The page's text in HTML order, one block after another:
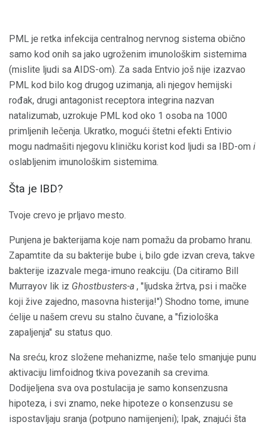
PML je retka infekcija centralnog nervnog sistema obično
samo kod onih sa jako ugroženim imunološkim sistemima
(mislite ljudi sa AIDS-om). Za sada Entvio još nije izazvao
PML kod bilo kog drugog uzimanja, ali njegov hemijski
rođak, drugi antagonist receptora integrina nazvan
natalizumab, uzrokuje PML kod oko 1 osoba na 1000
primljenih lečenja. Ukratko, mogući štetni efekti Entivio
mogu nadmašiti njegovu kliničku korist kod ljudi sa IBD-om i
oslabljenim imunološkim sistemima.
Šta je IBD?
Tvoje crevo je prljavo mesto.
Punjena je bakterijama koje nam pomažu da probamo hranu.
Zapamtite da su bakterije bube i, bilo gde izvan creva, takve
bakterije izazvale mega-imuno reakciju. (Da citiramo Bill
Murrayov lik iz Ghostbusters-a , "ljudska žrtva, psi i mačke
koji žive zajedno, masovna histerija!") Shodno tome, imune
ćelije u našem crevu su stalno čuvane, a "fiziološka
zapaljenja" su status quo.
Na sreću, kroz složene mehanizme, naše telo smanjuje punu
aktivaciju limfoidnog tkiva povezanih sa crevima.
Dodijeljena sva ova postulacija je samo konsenzusna
hipoteza, i svi znamo, neke hipoteze o konsenzusu se
ispostavljaju sranja (potpuno namijenjeni); Ipak, znajući šta